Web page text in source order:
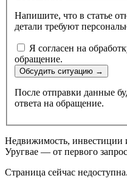
Напишите, что в статье
детали требуют
Я согласен на
обращение.
Обсудить ситуацию →
После отправки данные
ответа на обращение.
Недвижимость, инвестиции
Уругвае — от первого
Страница сейчас недоступна.